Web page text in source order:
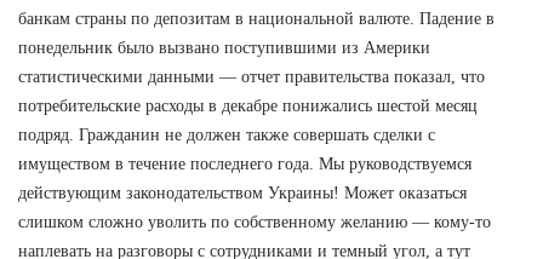
банкам страны по депозитам в национальной валюте. Падение в
понедельник было вызвано поступившими из Америки
статистическими данными — отчет правительства показал, что
потребительские расходы в декабре понижались шестой месяц
подряд. Гражданин не должен также совершать сделки с
имуществом в течение последнего года. Мы руководствуемся
действующим законодательством Украины! Может оказаться
слишком сложно уволить по собственному желанию — кому-то
наплевать на разговоры с сотрудниками и темный угол, а тут